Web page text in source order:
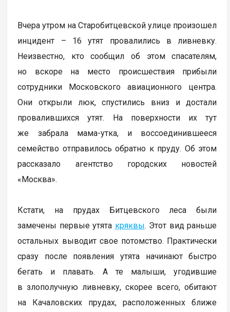
Вчера утром на Старобитцевской улице произошел
инцидент – 16 утят провалились в ливневку.
Неизвестно, кто сообщил об этом спасателям,
но вскоре на место происшествия прибыли
сотрудники Московского авиационного центра.
Они открыли люк, спустились вниз и достали
провалившихся утят. На поверхности их тут
же забрала мама-утка, и воссоединившееся
семейство отправилось обратно к пруду. Об этом
рассказало агентство городских новостей
«Москва».
Кстати, на прудах Битцевского леса были
замечены первые утята кряквы. Этот вид раньше
остальных выводит свое потомство. Практически
сразу после появления утята начинают быстро
бегать и плавать. А те малыши, угодившие
в злополучную ливневку, скорее всего, обитают
на Качаловских прудах, расположенных ближе